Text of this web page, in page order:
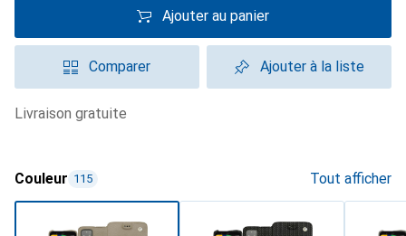
Ajouter au panier
Comparer Ajouter à la liste
livraison gratuite
Couleur 115 Tout afficher